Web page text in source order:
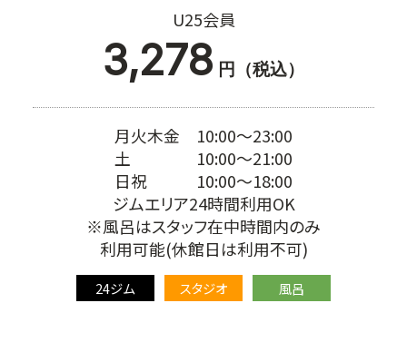
U25会員
3,278 円（税込）
月火木金 10:00～23:00
土 10:00～21:00
日祝 10:00～18:00
ジムエリア24時間利用OK
※風呂はスタッフ在中時間内のみ
利用可能(休館日は利用不可)
24ジム スタジオ 風呂